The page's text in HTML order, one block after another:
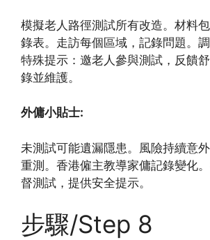
模擬老人路徑測試所有改造。材料
錄表。走訪每個區域，記錄問題。調
特殊提示：邀老人參與測試，反饋
錄並維護。
外傭小貼士:
未測試可能遺漏隱患。風險持續意
重測。香港僱主教導家傭記錄變化
督測試，提供安全提示。
步驟/Step 8